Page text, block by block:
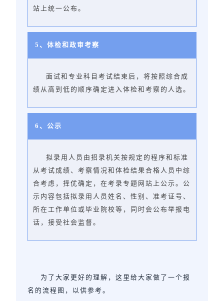
站上统一公布。
5、体检和政审考察
面试和专业科目考试结束后，将按照综合成
绩从高到低的顺序确定进入体检和考察的人选。
6、公示
拟录用人员由招录机关按规定的程序和标准
从考试成绩、考察情况和体检结果合格人员中综
合考虑，择优确定，在考录专题网站上公示。公
示内容包括拟录用人员姓名、性别、准考证号、
所在工作单位或毕业院校等，同时会公布举报电
话，接受社会监督。
为了大家更好的理解，这里给大家做了一个报
名的流程图，以供参考。